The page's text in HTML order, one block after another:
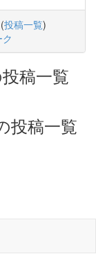
(投稿一覧)
稿一覧
投稿一覧